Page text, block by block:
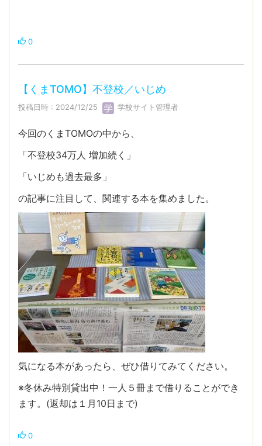
0
【くまTOMO】不登校／いじめ
投稿日時 : 2024/12/25 学校サイト管理者
今回のくまTOMOの中から、
「不登校34万人 増加続く」
「いじめも過去最多」
の記事に注目して、関連する本を集めました。
気になる本があったら、ぜひ借りてみてください。
※冬休み特別貸出中！一人５冊まで借りることができ
ます。(返却は１月10日まで)
0